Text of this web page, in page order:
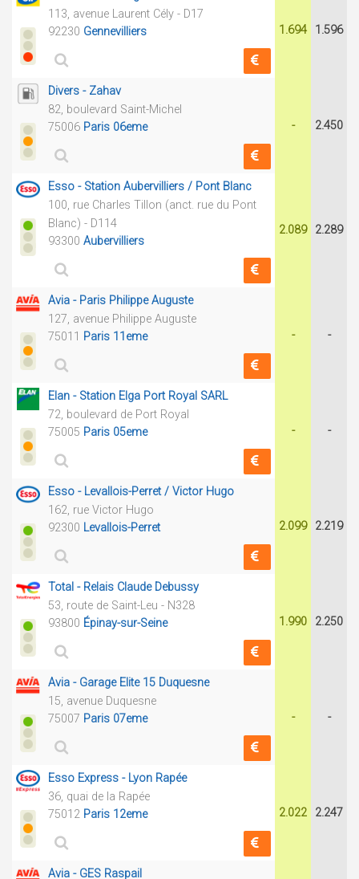
113, avenue Laurent Cély - D17
92230 Gennevilliers 1.694 1.596
Divers - Zahav
82, boulevard Saint-Michel
75006 Paris 06eme - 2.450
Esso - Station Aubervilliers / Pont Blanc
100, rue Charles Tillon (anct. rue du Pont
Blanc) - D114
93300 Aubervilliers
2.089 2.289
Avia - Paris Philippe Auguste
127, avenue Philippe Auguste
75011 Paris 11eme - -
Elan - Station Elga Port Royal SARL
72, boulevard de Port Royal
75005 Paris 05eme - -
Esso - Levallois-Perret / Victor Hugo
162, rue Victor Hugo
92300 Levallois-Perret 2.099 2.219
Total - Relais Claude Debussy
53, route de Saint-Leu - N328
93800 Épinay-sur-Seine 1.990 2.250
Avia - Garage Elite 15 Duquesne
15, avenue Duquesne
75007 Paris 07eme - -
Esso Express - Lyon Rapée
36, quai de la Rapée
75012 Paris 12eme 2.022 2.247
Avia - GES Raspail